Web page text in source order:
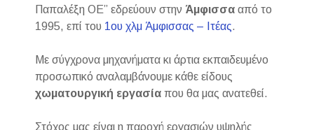
Παπαλέξη ΟΕ” εδρεύουν στην Άμφισσααπό το
1995, επί του 1ου χλμ Άμφισσας – Ιτέας.
Με σύγχρονα μηχανήματα κι άρτια εκπαιδευμένο
προσωπικό αναλαμβάνουμε κάθε είδους
χωματουργική εργασία που θα μας ανατεθεί.
Στόχος μας είναι η παροχή εργασιών υψηλής